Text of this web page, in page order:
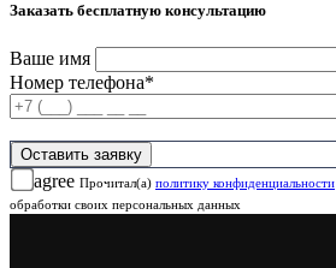
Заказать бесплатную консультацию
Ваше имя
Номер телефона*
agree Прочитал(а) политику конфиденциальности
обработки своих персональных данных